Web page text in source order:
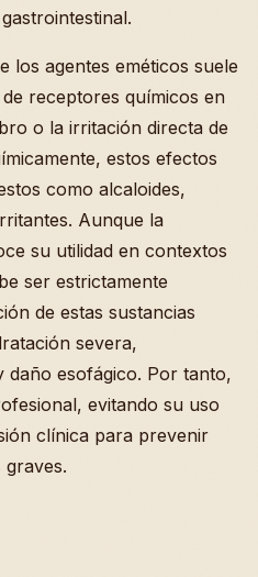
los agentes eméticos suele
receptores químicos en
o la irritación directa de
estos efectos
como alcaloides,
Aunque la
su utilidad en contextos
ser estrictamente
de estas sustancias
severa,
daño esofágico. Por tanto,
evitando su uso
clínica para prevenir
graves.